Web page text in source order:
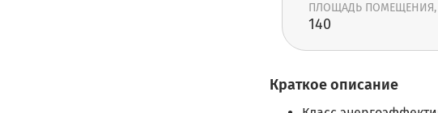
ПЛОЩАДЬ ПОМЕЩЕНИЯ,
140
Краткое описание